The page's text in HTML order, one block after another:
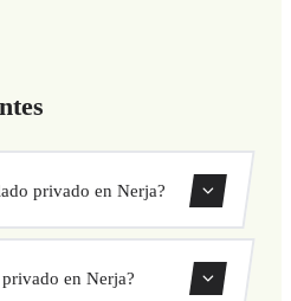
privado en Nerja?
para buscar y confirmar
recogida y destino, selecciona
en Nerja?